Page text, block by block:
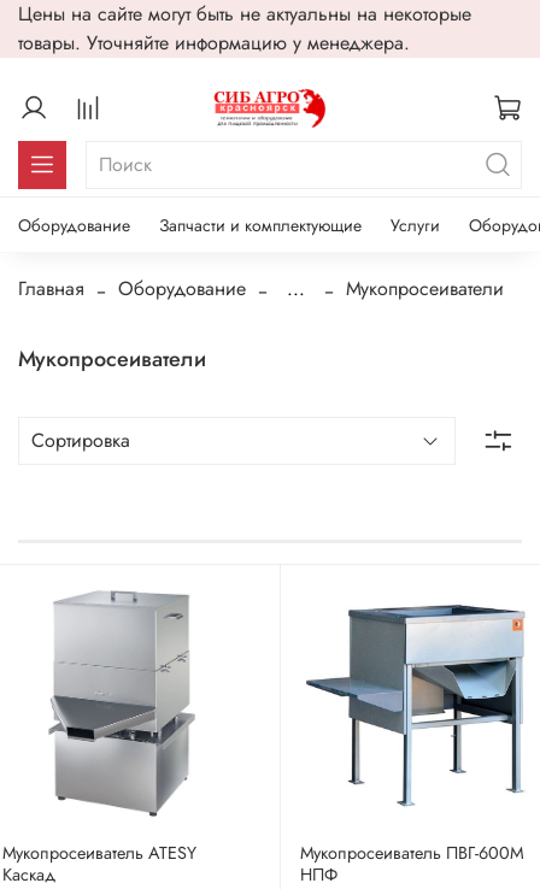
Цены на сайте могут быть не актуальны на некоторые
товары. Уточняйте информацию у менеджера.
Оборудование Запчасти и комплектующие Услуги
Главная Оборудование ... Мукопросеиватели
Мукопросеиватели
Мукопросеиватель ATESY
Каскад
Мукопросеиватель ПВГ-600М
НПФ